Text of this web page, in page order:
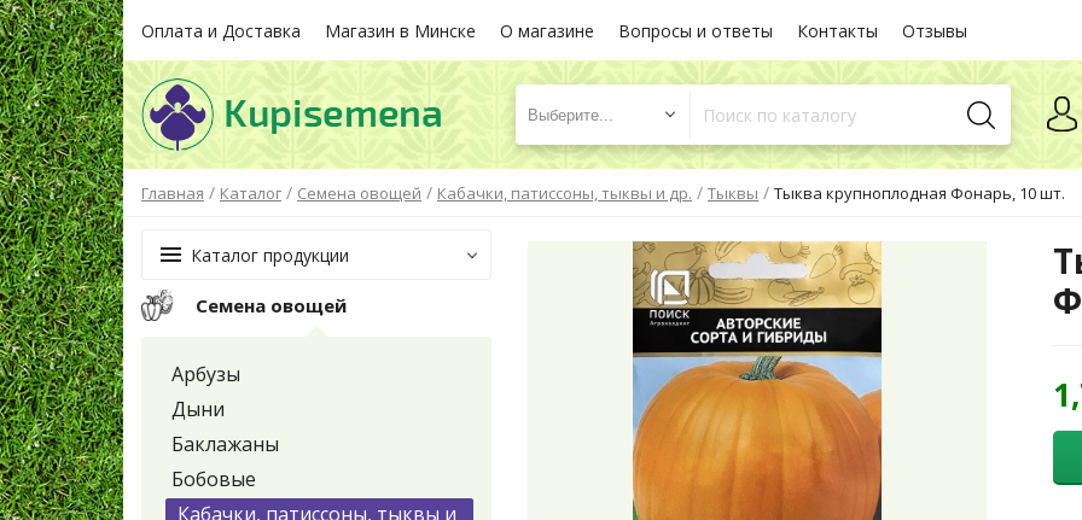
Оплата и Доставка Магазин в Минске О магазине Вопросы и ответы Контакты Отзывы
Выберите...
Главная / Каталог / Семена овощей / Кабачки, патиссоны, тыквы и др. / Тыквы / Тыква крупноплодная Фонарь, 10 шт.
Каталог продукции
Семена овощей
Арбузы
Дыни
Баклажаны
Бобовые
Кабачки, патиссоны, тыквы и